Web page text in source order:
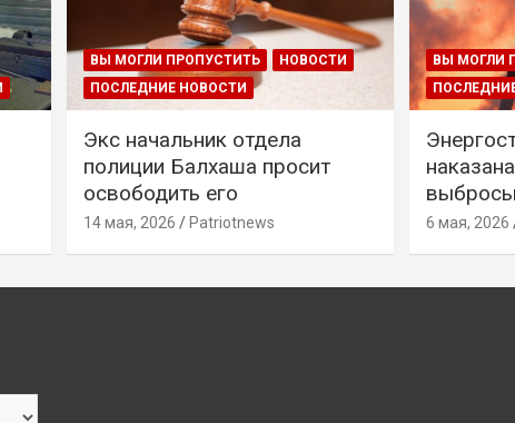
ВЫ МОГЛИ ПРОПУСТИТЬ
НОВОСТИ
ПОСЛЕДНИЕ НОВОСТИ
Экс начальник отдела
полиции Балхаша просит
освободить его
14 мая, 2026 Patriotnews
ВЫ МОГЛИ
6 мая, 2026